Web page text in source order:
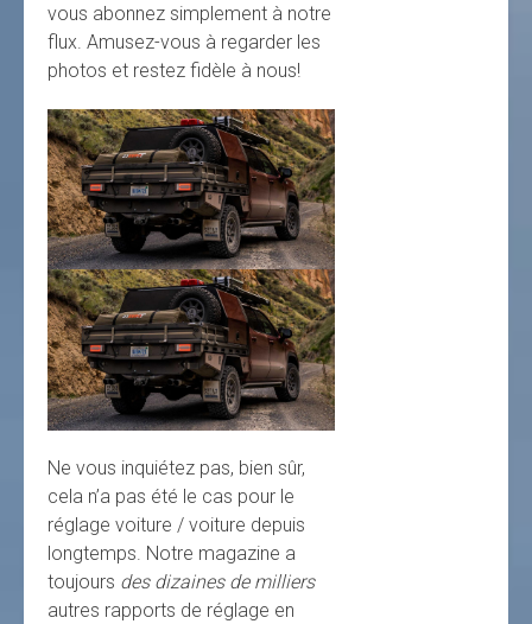
vous abonnez simplement à notre
flux. Amusez-vous à regarder les
photos et restez fidèle à nous!
Ne vous inquiétez pas, bien sûr,
cela n’a pas été le cas pour le
réglage voiture / voiture depuis
longtemps. Notre magazine a
toujours des dizaines de milliers
autres rapports de réglage en